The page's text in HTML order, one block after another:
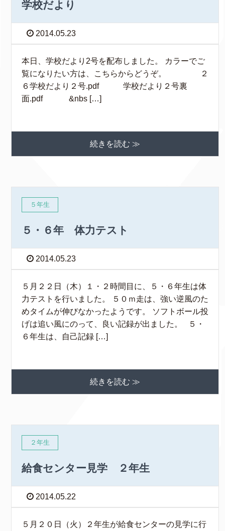
学校だより
2014.05.23
本日、学校だより2号を配布しました。 カラーでご
覧になりたい方は、こちらからどうぞ。 ２
６学校だより２号.pdf 学校だより２号裏
面.pdf &nbs […]
続きを読む ≫
５年生
５・６年 体力テスト
2014.05.23
５月２２日（木）１・２時間目に、５・６年生は体
力テストを行いました。 ５０ｍ走は、強い逆風のた
めタイムが伸びなかったようです。 ソフトボール投
げは追い風にのって、良い記録が出ました。 ５・
６年生は、自己記録 […]
続きを読む ≫
２年生
給食センター見学 ２年生
2014.05.22
５月２０日（火）２年生が給食センターの見学に行